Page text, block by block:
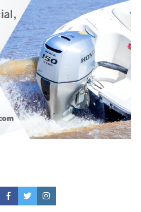
FacebookTwitterInstagram